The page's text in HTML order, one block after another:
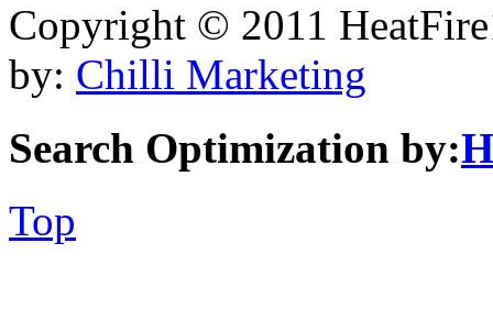
Copyright © 2011
by: Chilli Marketing
Search Optimization by:
Top